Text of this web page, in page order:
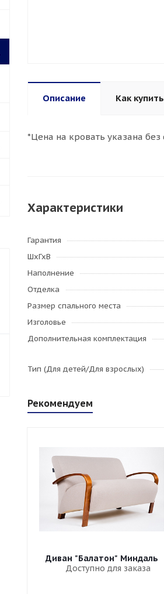
Описание Как купить
*Цена на кровать указана без
Характеристики
Гарантия
ШхГхВ
Наполнение
Отделка
Размер спального места
Изголовье
Дополнительная комплектация
Тип (Для детей/Для взрослых)
Рекомендуем
Диван "Балатон" Миндаль
Доступно для заказа